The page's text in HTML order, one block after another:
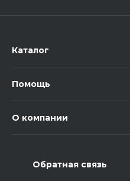
Каталог
Помощь
О компании
Обратная связь